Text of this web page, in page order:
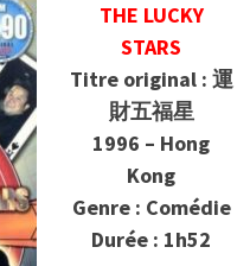
THE LUCKY
STARS
Titre original : 運
財五福星
1996 – Hong
Kong
Genre : Comédie
Durée : 1h52